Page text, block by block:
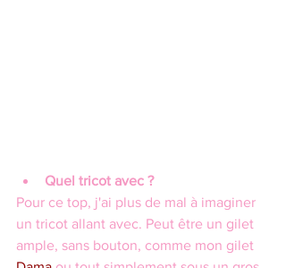
Quel tricot avec ?
Pour ce top, j'ai plus de mal à imaginer
un tricot allant avec. Peut être un gilet
ample, sans bouton, comme mon gilet